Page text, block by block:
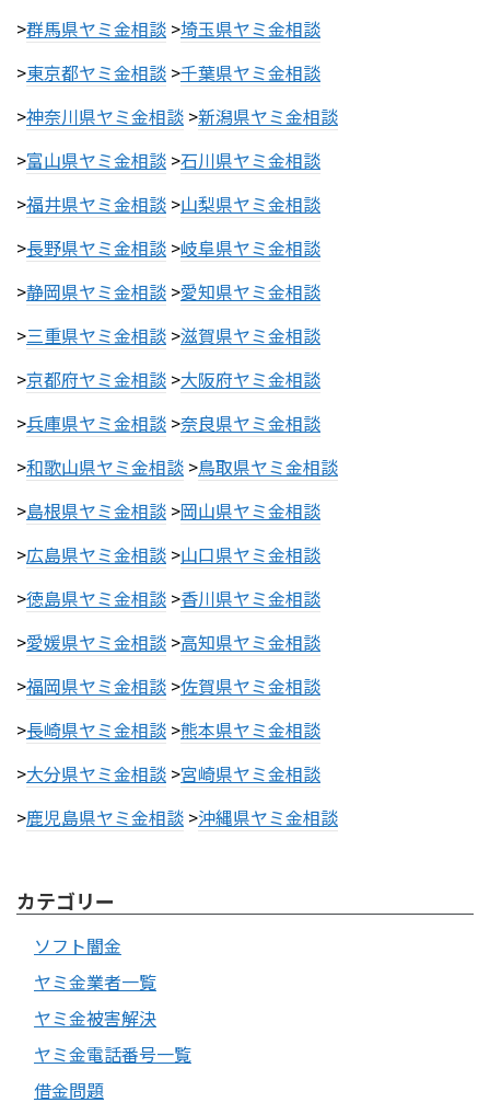
>群馬県ヤミ金相談 >埼玉県ヤミ金相談
>東京都ヤミ金相談 >千葉県ヤミ金相談
>神奈川県ヤミ金相談 >新潟県ヤミ金相談
>富山県ヤミ金相談 >石川県ヤミ金相談
>福井県ヤミ金相談 >山梨県ヤミ金相談
>長野県ヤミ金相談 >岐阜県ヤミ金相談
>静岡県ヤミ金相談 >愛知県ヤミ金相談
>三重県ヤミ金相談 >滋賀県ヤミ金相談
>京都府ヤミ金相談 >大阪府ヤミ金相談
>兵庫県ヤミ金相談 >奈良県ヤミ金相談
>和歌山県ヤミ金相談 >鳥取県ヤミ金相談
>島根県ヤミ金相談 >岡山県ヤミ金相談
>広島県ヤミ金相談 >山口県ヤミ金相談
>徳島県ヤミ金相談 >香川県ヤミ金相談
>愛媛県ヤミ金相談 >高知県ヤミ金相談
>福岡県ヤミ金相談 >佐賀県ヤミ金相談
>長崎県ヤミ金相談 >熊本県ヤミ金相談
>大分県ヤミ金相談 >宮崎県ヤミ金相談
>鹿児島県ヤミ金相談 >沖縄県ヤミ金相談
カテゴリー
ソフト闇金
ヤミ金業者一覧
ヤミ金被害解決
ヤミ金電話番号一覧
借金問題